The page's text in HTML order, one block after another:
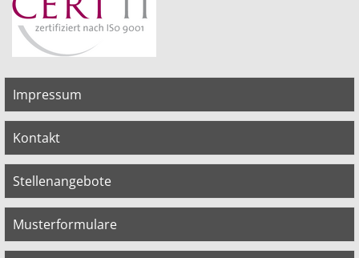
Impressum
Kontakt
Stellenangebote
Musterformulare